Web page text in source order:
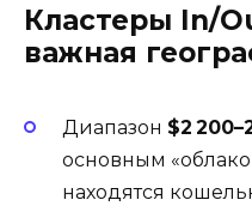
Кластеры In/
важная
Диапазон $2
основным
находятся